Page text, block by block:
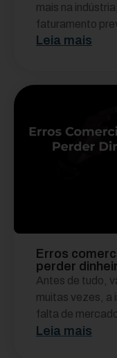
mais na
faturamento
Leia mais
Erros
perder
Antes de tudo,
muitas vezes, a
falta de
Leia mais